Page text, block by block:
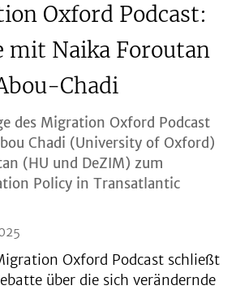
Oxford Podcast:
mit Naika Foroutan
Chadi
des Migration Oxford Podcast
Chadi (University of Oxford)
(HU und DeZIM) zum
Policy in Transatlantic
Oxford Podcast schließt
über die sich verändernde